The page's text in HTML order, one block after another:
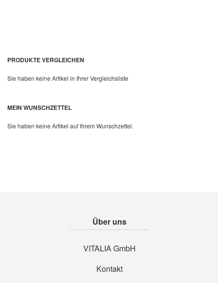
Quickview
PRODUKTE VERGLEICHEN
Sie haben keine Artikel in Ihrer Vergleichsliste
MEIN WUNSCHZETTEL
Sie haben keine Artikel auf Ihrem Wunschzettel.
Über uns
VITALIA GmbH
Kontakt